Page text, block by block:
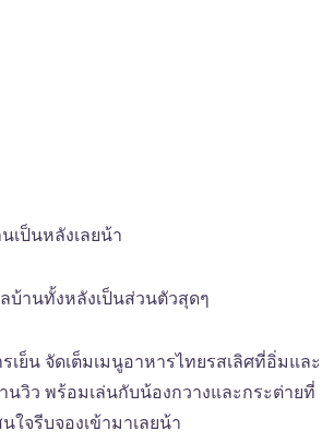
เป็นหลังเลยน้า
บ้านทั้งหลังเป็นส่วนตัวสุดๆ
ย็น จัดเต็มเมนูอาหารไทยรสเลิศที่อิ่มและ
วิว พร้อมเล่นกับน้องกวางและกระต่ายที่
ใจรีบจองเข้ามาเลยน้า